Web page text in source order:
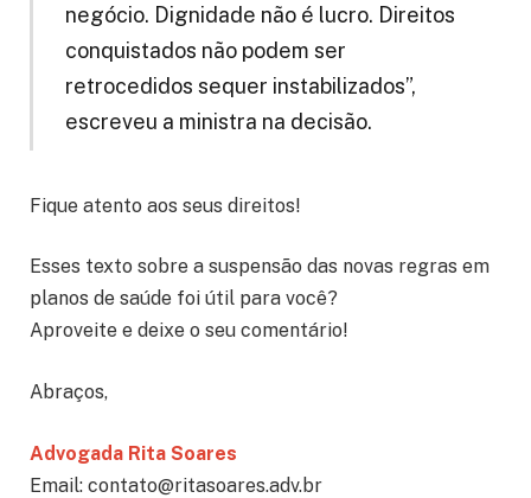
negócio. Dignidade não é lucro. Direitos
conquistados não podem ser
retrocedidos sequer instabilizados”,
escreveu a ministra na decisão.
Fique atento aos seus direitos!
Esses texto sobre a suspensão das novas regras em
planos de saúde foi útil para você?
Aproveite e deixe o seu comentário!
Abraços,
Advogada Rita Soares
Email: contato@ritasoares.adv.br